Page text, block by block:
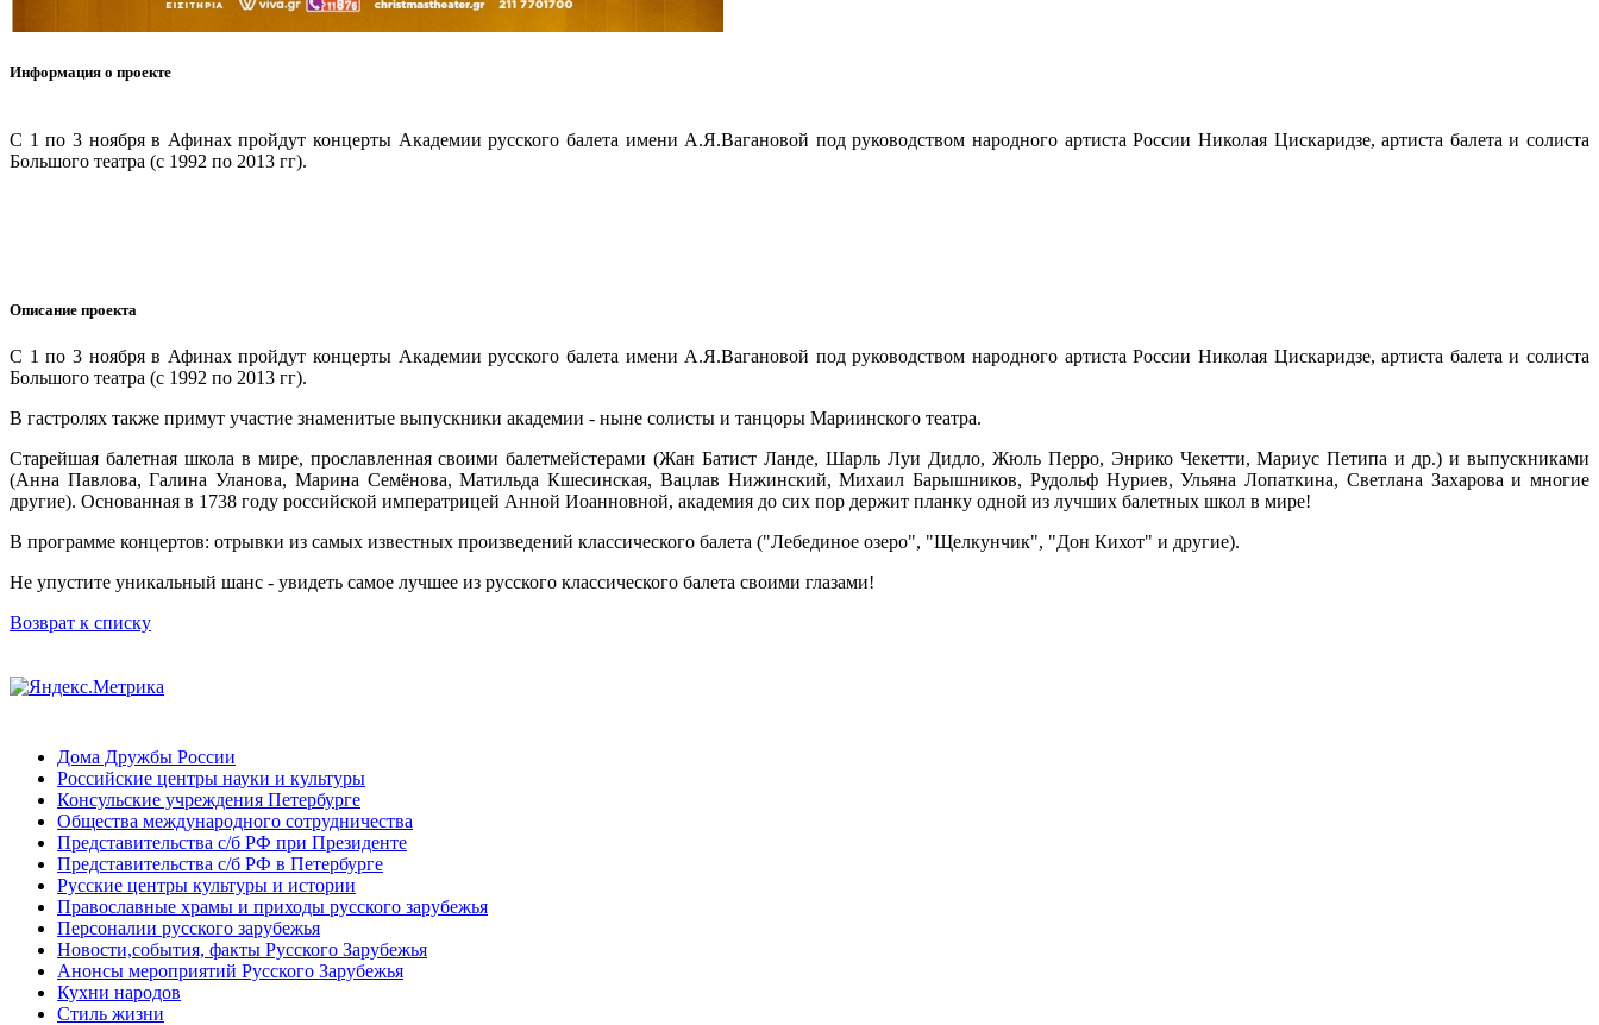
Информация о проекте
С 1 по 3 ноября в Афинах пройдут концерты Академии русского балета имени А.Я.Вагановой под руководством народного артиста России Николая Цискаридзе, артиста балета и солиста
Большого театра (с 1992 по 2013 гг).
Описание проекта
С 1 по 3 ноября в Афинах пройдут концерты Академии русского балета имени А.Я.Вагановой под руководством народного артиста России Николая Цискаридзе, артиста балета и солиста
Большого театра (с 1992 по 2013 гг).
В гастролях также примут участие знаменитые выпускники академии - ныне солисты и танцоры Мариинского театра.
Старейшая балетная школа в мире, прославленная своими балетмейстерами (Жан Батист Ланде, Шарль Луи Дидло, Жюль Перро, Энрико Чекетти, Мариус Петипа и др.) и выпускниками
(Анна Павлова, Галина Уланова, Марина Семёнова, Матильда Кшесинская, Вацлав Нижинский, Михаил Барышников, Рудольф Нуриев, Ульяна Лопаткина, Светлана Захарова и многие
другие). Основанная в 1738 году российской императрицей Анной Иоанновной, академия до сих пор держит планку одной из лучших балетных школ в мире!
В программе концертов: отрывки из самых известных произведений классического балета ("Лебединое озеро", "Щелкунчик", "Дон Кихот" и другие).
Не упустите уникальный шанс - увидеть самое лучшее из русского классического балета своими глазами!
Возврат к списку
Дома Дружбы России
Российские центры науки и культуры
Консульские учреждения Петербурге
Общества международного сотрудничества
Представительства с/б РФ при Президенте
Представительства с/б РФ в Петербурге
Русские центры культуры и истории
Православные храмы и приходы русского зарубежья
Персоналии русского зарубежья
Новости,события, факты Русского Зарубежья
Анонсы мероприятий Русского Зарубежья
Кухни народов
Стиль жизни